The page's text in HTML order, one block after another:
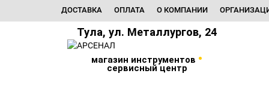
ДОСТАВКА ОПЛАТА О КОМПАНИИ
Тула, ул. Металлургов, 24
магазин инструментов •
сервисный центр